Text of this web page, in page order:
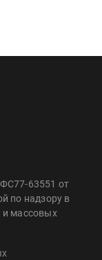
63551 от
по надзору в
и массовых